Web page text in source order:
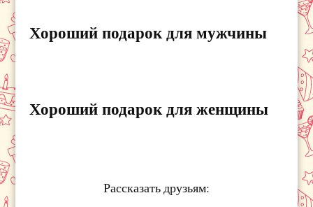
Хороший подарок для мужчины
Хороший подарок для женщины
Рассказать друзьям: